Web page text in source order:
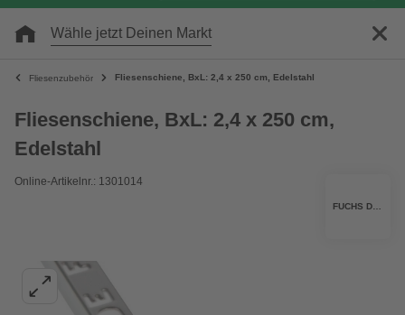
Wähle jetzt Deinen Markt
Fliesenzubehör Fliesenschiene, BxL: 2,4 x 250 cm, Edelstahl
Fliesenschiene, BxL: 2,4 x 250 cm,
Edelstahl
Online-Artikelnr.: 1301014